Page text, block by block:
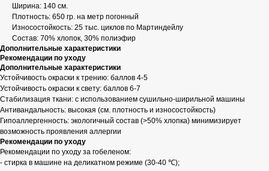
Ширина: 140 см.
Плотность: 650 гр. на метр погонный
Износостойкость: 25 тыс. циклов по Мартиндейлу
Состав: 70% хлопок, 30% полиэфир
Дополнительные характеристики
Рекомендации по уходу
Дополнительные характеристики
Устойчивость окраски к трению: баллов 4-5
Устойчивость окраски к свету: баллов 6-7
Стабилизация ткани: с использованием сушильно-ширильной машины
Антивандальность: высокая (см. плотность и износостойкость)
Гипоаллергенность: экологичный состав (>50% хлопка) минимизирует
возможность проявления аллергии
Рекомендации по уходу
Рекомендации по уходу за гобеленом:
- стирка в машине на деликатном режиме (30-40 ℃);